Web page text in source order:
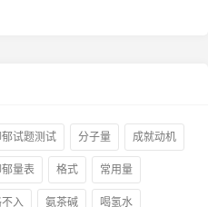
试题测试 分子量 成就动机
量表 格式 常用量
入 氨茶碱 喝氢水